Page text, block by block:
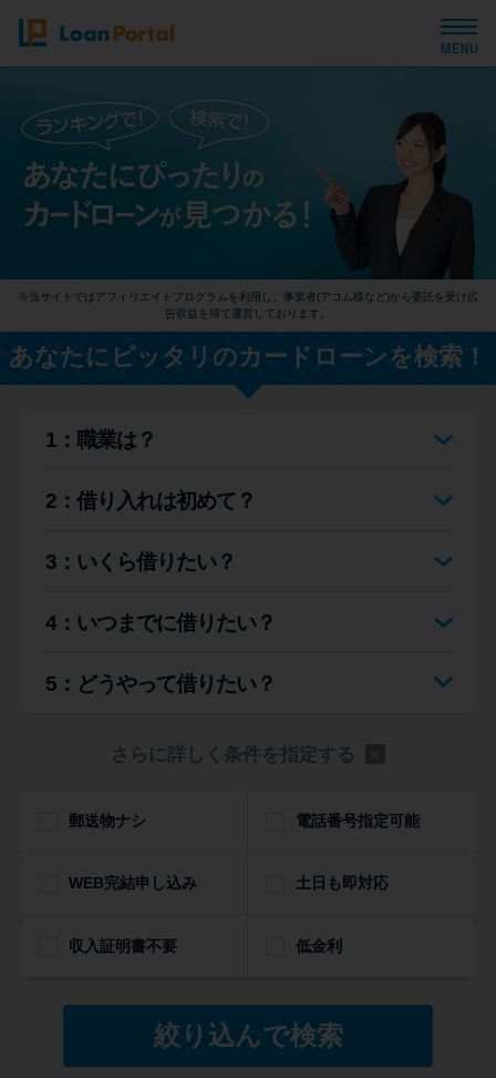
トップページ
おすすめコンテンツ
総合人気ランキング
とにかくすぐ借りたい方向け
バレずに借りたい方向け
便利なコンテンツ
カードローン診断
カードローンQ&A
特集ページ
リボ払いをそのまま払いきると
得した話
最速！最短40分で借りられるカ
特集ページ一覧
※当サイトではアフィリエイトプログラムを利用し、事業者(アコム様など)から委託を受け広
告収益を得て運営しております。
あなたにピッタリのカードローンを検索！
1：職業は？
2：借り入れは初めて？
3：いくら借りたい？
4：いつまでに借りたい？
5：どうやって借りたい？
さらに詳しく条件を指定する
郵送物ナシ 電話番号指定可能
WEB完結申し込み 土日も即対応
収入証明書不要 低金利
絞り込んで検索